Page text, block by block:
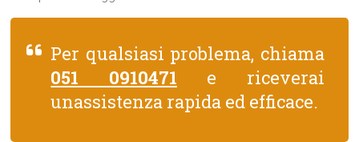
Per qualsiasi problema, chiama
051 0910471 e riceverai
unassistenza rapida ed efficace.